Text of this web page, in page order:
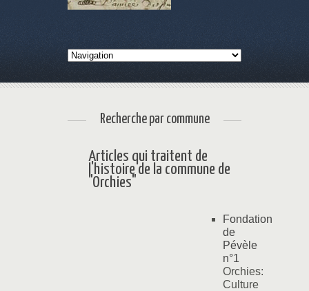
Recherche par commune
Articles qui traitent de
l'histoire de la commune de
"Orchies"
Fondation
de
Pévèle
n°1
Orchies:
Culture